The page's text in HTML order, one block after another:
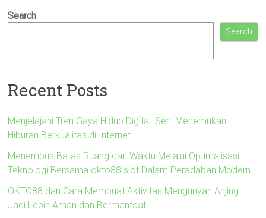
Search
Search
Recent Posts
Menjelajahi Tren Gaya Hidup Digital: Seni Menemukan
Hiburan Berkualitas di Internet
Menembus Batas Ruang dan Waktu Melalui Optimalisasi
Teknologi Bersama okto88 slot Dalam Peradaban Modern
OKTO88 dan Cara Membuat Aktivitas Mengunyah Anjing
Jadi Lebih Aman dan Bermanfaat